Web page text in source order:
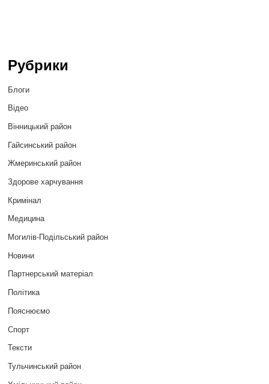
Рубрики
Блоги
Відео
Вінницький район
Гайсинський район
Жмеринський район
Здорове харчування
Кримінал
Медицина
Могилів-Подільський район
Новини
Партнерський матеріал
Політика
Пояснюємо
Спорт
Тексти
Тульчинський район